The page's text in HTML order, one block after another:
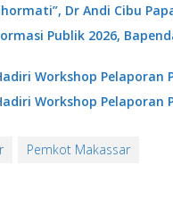
Dr Andi Cibu
Publik 2026,
Workshop Pelaporan
Workshop Pelaporan
Pemkot Makassar